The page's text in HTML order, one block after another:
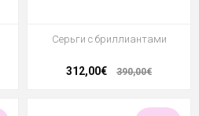
Серьги с бриллиантами
312,00€ 390,00€